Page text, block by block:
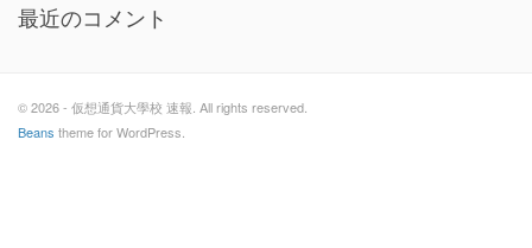
最近のコメント
© 2026 - 仮想通貨大學校 速報. All rights reserved.
Beans theme for WordPress.